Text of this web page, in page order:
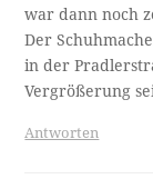
war dann noch
Der
in der
Vergrößerung
Antworten